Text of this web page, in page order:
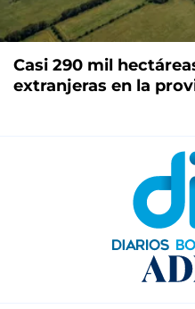
Casi 290 mil
extranjeras en la